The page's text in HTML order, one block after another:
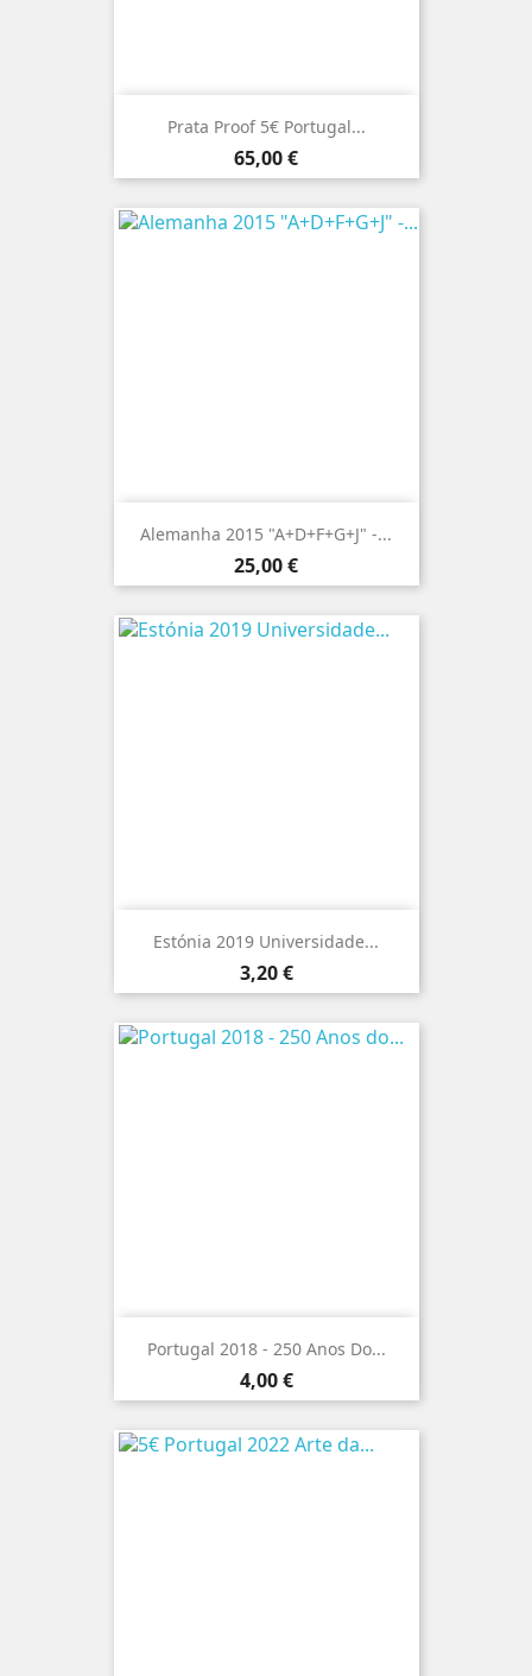
Prata Proof 5€ Portugal...
Preço
65,00 €
Alemanha 2015 "A+D+F+G+J" -...
Preço
25,00 €
Estónia 2019 Universidade...
Preço
3,20 €
Portugal 2018 - 250 Anos Do...
Preço
4,00 €